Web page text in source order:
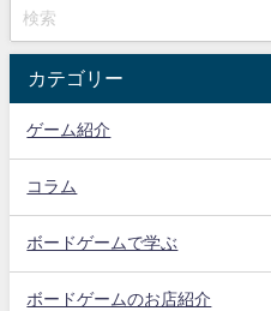
カテゴリー
ゲーム紹介
コラム
ボードゲームで学ぶ
ボードゲームのお店紹介